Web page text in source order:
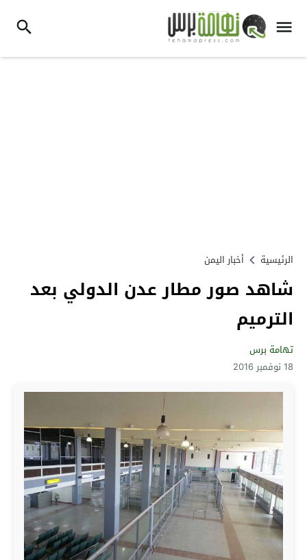
الرئيسية أخبار اليمن
شاهد صور مطار عدن الدولي بعد
الترميم
تهامة برس
18 نوفمبر 2016